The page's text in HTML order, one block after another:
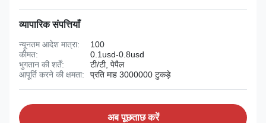
व्यापारिक संपत्तियाँ
न्यूनतम आदेश मात्रा:
100
कीमत:
0.1usd-0.8usd
भुगतान की शर्तें:
टी/टी, पेपैल
आपूर्ति करने की क्षमता:
प्रति माह 3000000 टुकड़े
अब पूछताछ करें